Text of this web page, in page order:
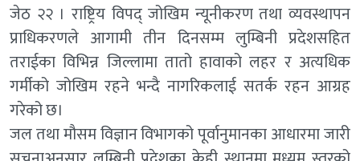
जेठ २२ । राष्ट्रिय विपद् जोखिम न्यूनीकरण तथा व्यवस्थापन
प्राधिकरणले आगामी तीन दिनसम्म लुम्बिनी प्रदेशसहित
तराईका विभिन्न जिल्लामा तातो हावाको लहर र अत्यधिक
गर्मीको जोखिम रहने भन्दै नागरिकलाई सतर्क रहन आग्रह
गरेको छ।
जल तथा मौसम विज्ञान विभागको पूर्वानुमानका आधारमा जारी